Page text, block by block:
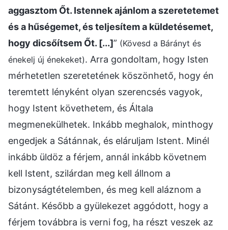
aggasztom Őt. Istennek ajánlom a szeretetemet
és a hűségemet, és teljesítem a küldetésemet,
hogy dicsőítsem Őt. [...]” (Kövesd a Bárányt és
énekelj új énekeket). Arra gondoltam, hogy Isten
mérhetetlen szeretetének köszönhető, hogy én
teremtett lényként olyan szerencsés vagyok,
hogy Istent követhetem, és Általa
megmenekülhetek. Inkább meghalok, minthogy
engedjek a Sátánnak, és eláruljam Istent. Minél
inkább üldöz a férjem, annál inkább követnem
kell Istent, szilárdan meg kell állnom a
bizonyságtételemben, és meg kell aláznom a
Sátánt. Később a gyülekezet aggódott, hogy a
férjem továbbra is verni fog, ha részt veszek az